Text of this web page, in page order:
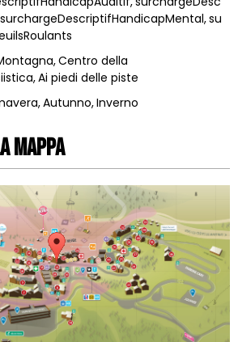
surchargeDescriptifHandicapMental su
Centro della
Ai piedi delle piste
Autunno Inverno
mappa